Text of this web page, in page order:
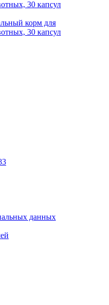
корм для
30 капсул
данных